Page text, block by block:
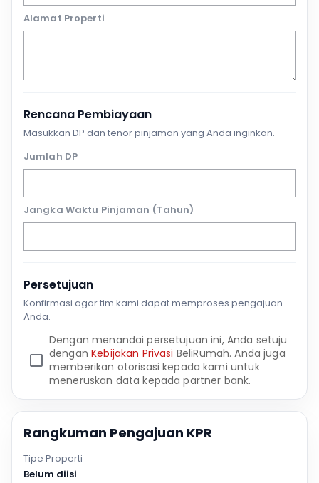
Alamat Properti
Rencana Pembiayaan
Masukkan DP dan tenor pinjaman yang Anda inginkan.
Jumlah DP
Jangka Waktu Pinjaman (Tahun)
Persetujuan
Konfirmasi agar tim kami dapat memproses pengajuan
Anda.
Dengan menandai persetujuan ini, Anda setuju
denganKebijakan Privasi BeliRumah. Anda juga
memberikan otorisasi kepada kami untuk
meneruskan data kepada partner bank.
Rangkuman Pengajuan KPR
Tipe Properti
Belum diisi